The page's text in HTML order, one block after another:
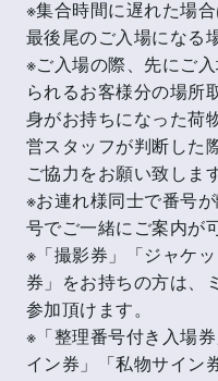
※集合時間に遅れた場
最後尾のご入場になる
※ご入場の際、先にご
られるお客様分の場所
身がお持ちになった荷
営スタッフが判断した
ご協力をお願い致しま
※お連れ様同士で番号
号でご一緒にご案内が
※「撮影券」「ジャケ
券」をお持ちの方は、
参加頂けます。
※「整理番号付き入場
イン券」「私物サイン